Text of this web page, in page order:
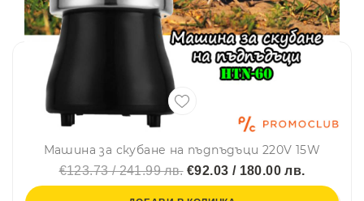
Машина за скубане на пъдпъдъци 220V 15W
€123.73 / 241.99 лв.€92.03 / 180.00 лв.